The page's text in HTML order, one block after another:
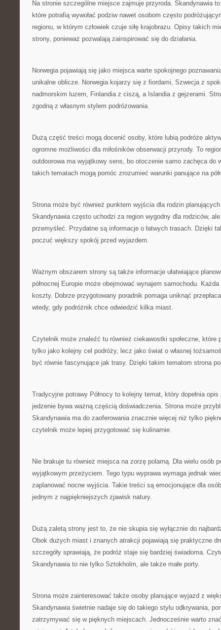
Na stronie szczególne miejsce zajmuje przyroda. Skandynawia
które potrafią wywołać podziw nawet osobom często
regionu, w którym człowiek czuje siłę krajobrazu. Opisy takich
strony, ponieważ pozwalają zainspirować się do działania.
Norwegia pojawiają się jako miejsca warte spokojnego
unikalne oblicze. Norwegia kojarzy się z fiordami, Szwecja z
nadmorskim luzem, Finlandia z ciszą, a Islandia z gejzerami.
zgodną z własnym stylem podróżowania.
Dużą część treści mogą docenić osoby, które lubią podróże
ogromne możliwości dla miłośników obserwacji przyrody. To
outdoorowa ma wyjątkowy sens, bo otoczenie samo zachęca do
takich tematach mogą pomóc zrozumieć warunki panujące na
Strona może być również punktem wyjścia dla rodzin
Skandynawia często uchodzi za region wygodny dla rodziców,
przemyśleć. Przydatne są informacje o łatwych trasach. Dzięki
poczuć większy spokój przed wyjazdem.
Ważnym obszarem strony są także informacje ułatwiające
północnej Europie może obejmować wynajem samochodu.
koszty. Dobrze przygotowany poradnik pomaga uniknąć
wtedy, gdy podróżnik chce odwiedzić kilka miast.
Czytelnik może znaleźć tu również ciekawostki społeczne, które
tylko jako kolejny cel podróży, lecz jako świat o własnej
być równie fascynujące jak trasy. Dzięki takim tematom strona
Tradycyjne potrawy Północy to kolejny temat, który dopełnia
jedzenie bywa ważną częścią doświadczenia. Strona może
Skandynawia ma do zaoferowania znacznie więcej niż tylko
czytelnik może lepiej przygotować się kulinarnie.
Nie brakuje tu również miejsca na zorzę polarną. Dla wielu osób
wyjątkowym przeżyciem. Tego typu wyprawa wymaga jednak
zaplanować nocne wyjścia. Takie treści są emocjonujące dla
jednym z najpiękniejszych zjawisk natury.
Dużą zaletą strony jest to, że nie skupia się wyłącznie do
Obok dużych miast i znanych atrakcji pojawiają się praktyczne
szczegóły sprawiają, że podróż staje się bardziej świadoma.
Skandynawia to nie tylko Sztokholm, ale także małe porty.
Strona może zainteresować także osoby planujące wyjazd z
Skandynawia świetnie nadaje się do takiego stylu odkrywania,
zatrzymywać się w pięknych miejscach. Jednocześnie warto